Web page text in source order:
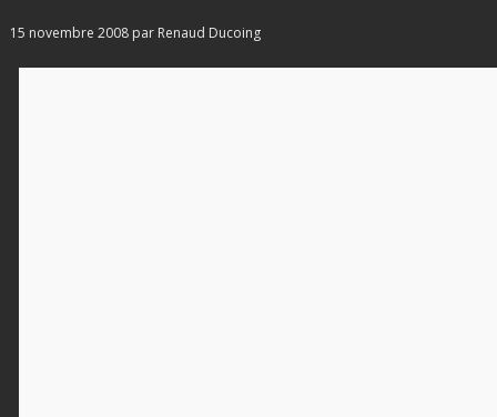
15 novembre 2008 par Renaud Ducoing